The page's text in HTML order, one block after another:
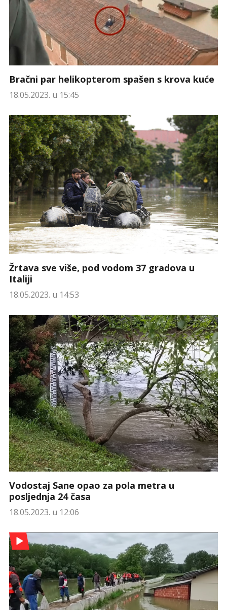
Bračni par helikopterom spašen s krova kuće
18.05.2023. u 15:45
Žrtava sve više, pod vodom 37 gradova u
Italiji
18.05.2023. u 14:53
Vodostaj Sane opao za pola metra u
posljednja 24 časa
18.05.2023. u 12:06